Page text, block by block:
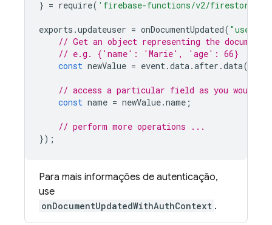
} = require( 'firebase-functions/v2/firestore'
exports .updateuser = onDocumentUpdated( "users/
// Get an object representing the document
// e.g. {'name': 'Marie', 'age': 66}
const newValue = event.data.after .data();
// access a particular field as you would
const name = newValue.name ;
// perform more operations ...
});
Para mais informações de autenticação,
use
onDocumentUpdatedWithAuthContext .